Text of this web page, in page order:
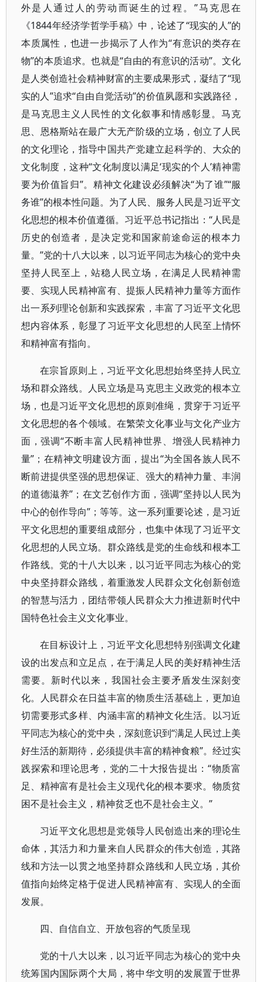
外是人通过人的劳动而诞生的过程。”马克思在
《1844年经济学哲学手稿》中，论述了“现实的人”的
本质属性，也进一步揭示了人作为“有意识的类存在
物”的本质追求。也就是“自由的有意识的活动”。文化
是人类创造社会精神财富的主要成果形式，凝结了“现
实的人”追求“自由自觉活动”的价值夙愿和实践路径，
是马克思主义人民性的文化叙事和情感彰显。马克
思、恩格斯站在最广大无产阶级的立场，创立了人民
的文化理论，指导中国共产党建立起科学的、大众的
文化制度，这种“文化制度以满足‘现实的个人’精神需
要为价值旨归”。精神文化建设必须解决“为了谁”“服
务谁”的根本性问题。为了人民、服务人民是习近平文
化思想的根本价值遵循。习近平总书记指出：“人民是
历史的创造者，是决定党和国家前途命运的根本力
量。”党的十八大以来，以习近平同志为核心的党中央
坚持人民至上，站稳人民立场，在满足人民精神需
要、实现人民精神富有、提振人民精神力量等方面作
出一系列理论创新和实践探索，丰富了习近平文化思
想内容体系，彰显了习近平文化思想的人民至上情怀
和精神富有指向。
在宗旨原则上，习近平文化思想始终坚持人民立
场和群众路线。人民立场是马克思主义政党的根本立
场，也是习近平文化思想的原则准绳，贯穿于习近平
文化思想的各个领域。在繁荣文化事业与文化产业方
面，强调“不断丰富人民精神世界、增强人民精神力
量”；在精神文明建设方面，提出“为全国各族人民不
断前进提供坚强的思想保证、强大的精神力量、丰润
的道德滋养”；在文艺创作方面，强调“坚持以人民为
中心的创作导向”；等等。这一系列重要论述，是习近
平文化思想的重要组成部分，也集中体现了习近平文
化思想的人民立场。群众路线是党的生命线和根本工
作路线。党的十八大以来，以习近平同志为核心的党
中央坚持群众路线，着重激发人民群众文化创新创造
的智慧与活力，团结带领人民群众大力推进新时代中
国特色社会主义文化事业。
在目标设计上，习近平文化思想特别强调文化建
设的出发点和立足点，在于满足人民的美好精神生活
需要。新时代以来，我国社会主要矛盾发生深刻变
化。人民群众在日益丰富的物质生活基础上，更加迫
切需要形式多样、内涵丰富的精神文化生活。以习近
平同志为核心的党中央，深刻意识到“满足人民过上美
好生活的新期待，必须提供丰富的精神食粮”。经过实
践探索和理论思考，党的二十大报告提出：“物质富
足、精神富有是社会主义现代化的根本要求。物质贫
困不是社会主义，精神贫乏也不是社会主义。”
习近平文化思想是党领导人民创造出来的理论生
命体，其活力和力量来自人民群众的伟大创造，其路
线和方法一以贯之地坚持群众路线和人民立场，其价
值指向始终定格于促进人民精神富有、实现人的全面
发展。
四、自信自立、开放包容的气质呈现
党的十八大以来，以习近平同志为核心的党中央
统筹国内国际两个大局，将中华文明的发展置于世界